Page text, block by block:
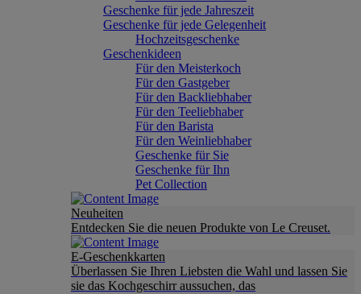
Geschenke für jede Jahreszeit
Geschenke für jede Gelegenheit
Hochzeitsgeschenke
Geschenkideen
Für den Meisterkoch
Für den Gastgeber
Für den Backliebhaber
Für den Teeliebhaber
Für den Barista
Für den Weinliebhaber
Geschenke für Sie
Geschenke für Ihn
Pet Collection
Neuheiten
Entdecken Sie die neuen Produkte von Le Creuset.
E-Geschenkkarten
Überlassen Sie Ihren Liebsten die Wahl und lassen Sie
sie das Kochgeschirr aussuchen, das